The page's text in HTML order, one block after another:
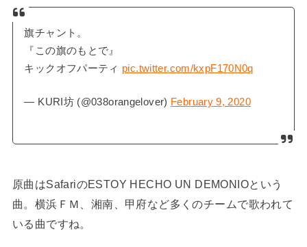
旗チャント。
『この旗のもとで』
キックオフパーティ pic.twitter.com/kxpF170N0q
— KURI坊 (@038orangelover) February 9, 2020
原曲はSafariのESTOY HECHO UN DEMONIOという
曲。横浜ＦＭ、湘南、甲府など多くのチームで歌われて
いる曲ですね。